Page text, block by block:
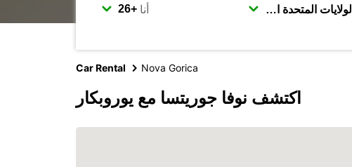
أنا
Car Rental Nova Gorica
اكتشف نوفا جوريتسا مع يوروبكار